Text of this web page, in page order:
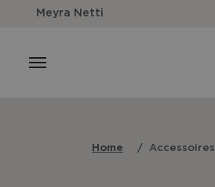
Meyra Netti
Home